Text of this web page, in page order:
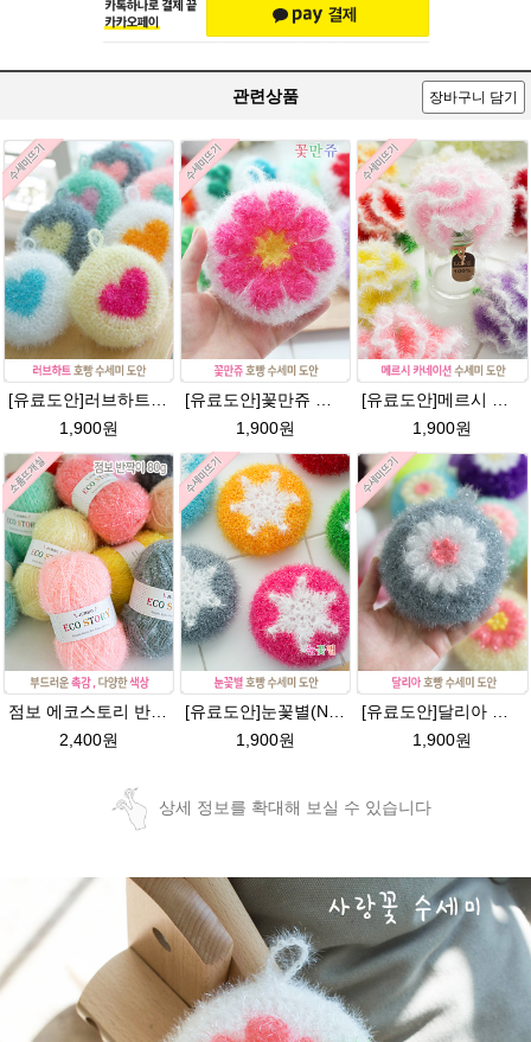
관련상품 장바구니 담기
1,900원
1,900원
1,900원
2,400원
1,900원
1,900원
상세 정보를 확대해 보실 수 있습니다